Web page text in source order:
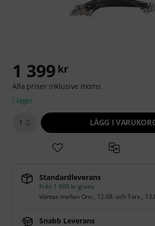
1 399 kr
Alla priser inklusive moms
i lager
1 LÄGG I
Standardleverans
Från 1 600 kr gratis
Väntas mellan Ons., 12.08. ochTors.,
Snabb Leverans